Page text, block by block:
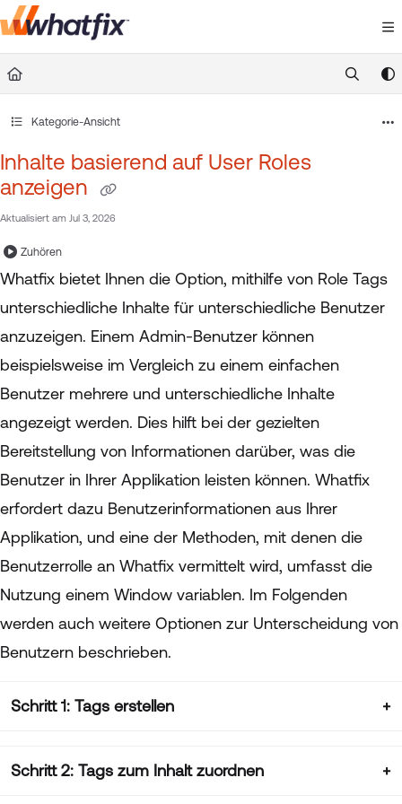
Documentation Index
Fetch the complete documentation index at:
https://
Kategorie-Ansicht
Inhalte basierend auf User Roles
anzeigen
Aktualisiert am Jul 3, 2026
Zuhören
Whatfix bietet Ihnen die Option, mithilfe von Role Tags
unterschiedliche Inhalte für unterschiedliche Benutzer
anzuzeigen. Einem Admin-Benutzer können
beispielsweise im Vergleich zu einem einfachen
Benutzer mehrere und unterschiedliche Inhalte
angezeigt werden. Dies hilft bei der gezielten
Bereitstellung von Informationen darüber, was die
Benutzer in Ihrer Applikation leisten können. Whatfix
erfordert dazu Benutzerinformationen aus Ihrer
Applikation, und eine der Methoden, mit denen die
Benutzerrolle an Whatfix vermittelt wird, umfasst die
Nutzung einem Window variablen. Im Folgenden
werden auch weitere Optionen zur Unterscheidung von
Benutzern beschrieben.
Schritt 1: Tags erstellen
Schritt 2: Tags zum Inhalt zuordnen